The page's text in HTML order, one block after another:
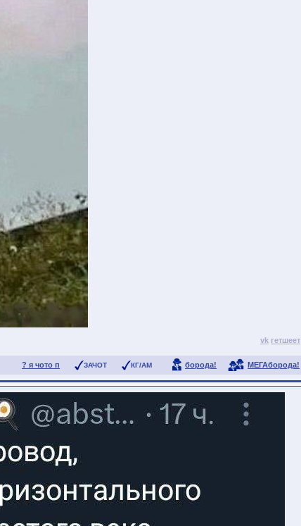
vk гетшеет
? я чото п ЗАЧОТ КГ/АМ борода! МЕГАборода!